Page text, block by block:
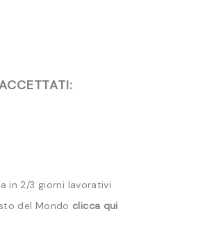
in 2/3 giorni lavorativi
del Mondo clicca qui